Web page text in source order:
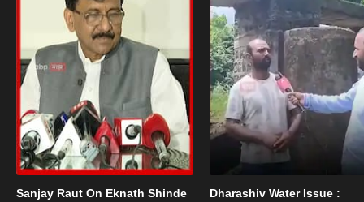
Sanjay Raut On Eknath Shinde
Dharashiv Water Issue :